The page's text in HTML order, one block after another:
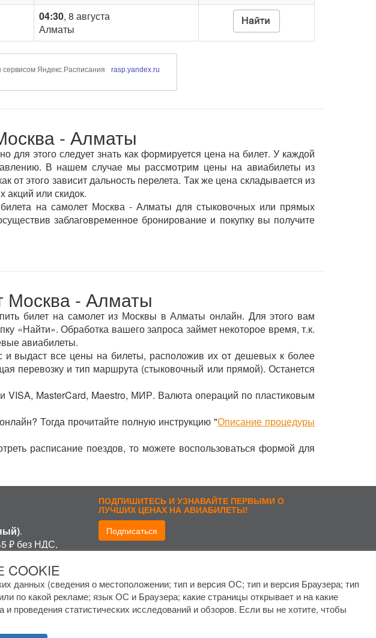
04:30, 8 августа
Алматы
Яндекс.Расписания rasp.yandex.ru
- Алматы
этого следует знать как формируется цена на билет. У каждой
В нашем случае мы рассмотрим цены на авиабилеты из
этого зависит дальность перелета. Так же цена складывается из
акций или скидок.
на самолет Москва - Алматы для стыковочных или прямых
заблаговременное бронирование и покупку вы получите
Москва - Алматы
билет на самолет из Москвы в Алматы онлайн. Для этого вам
«Найти». Обработка вашего запроса займет некоторое время, т.к.
авиабилеты.
выдаст все цены на билеты, расположив их от дешевых к более
перевозку и тип маршрута (стыковочный или прямой). Останется
VISA, MasterCard, Maestro, МИР. Валюта операций по пластиковым
Тогда прочитайте полную инструкцию "Описание процедуры
расписание поездов, то можете воспользоваться формой для
.
₽ без НДС,
региона и
ПОДПИШИТЕСЬ И УЗНАВАЙТЕ ПЕРВЫМИ О
ЛУЧШИХ ЦЕНАХ НА АВИАБИЛЕТЫ!
Подписаться
данных (сведения о местоположении; тип и версия ОС; тип и версия Браузера; тип
по какой рекламе; язык ОС и Браузера; какие страницы открывает и на какие
проведения статистических исследований и обзоров. Если вы не хотите, чтобы